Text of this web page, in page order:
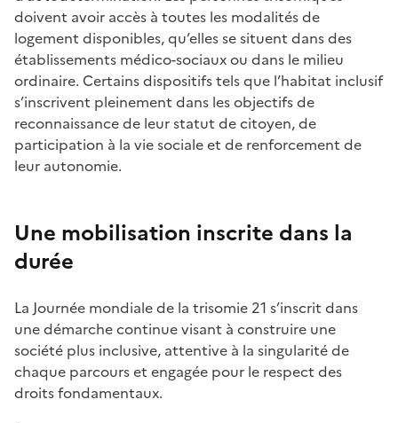
doivent avoir accès à toutes les modalités de
logement disponibles, qu’elles se situent dans des
établissements médico-sociaux ou dans le milieu
ordinaire. Certains dispositifs tels que l’habitat inclusif
s’inscrivent pleinement dans les objectifs de
reconnaissance de leur statut de citoyen, de
participation à la vie sociale et de renforcement de
leur autonomie.
Une mobilisation inscrite dans la
durée
La Journée mondiale de la trisomie 21 s’inscrit dans
une démarche continue visant à construire une
société plus inclusive, attentive à la singularité de
chaque parcours et engagée pour le respect des
droits fondamentaux.